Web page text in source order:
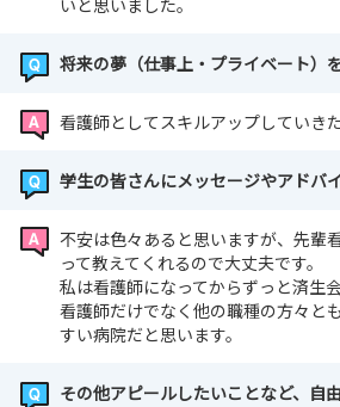
いと思いました。
将来の夢（仕事上・プライベート）
看護師としてスキルアップしていき
学生の皆さんにメッセージやアドバ
不安は色々あると思いますが、先輩
って教えてくれるので大丈夫です。
私は看護師になってからずっと済生
看護師だけでなく他の職種の方々と
すい病院だと思います。
その他アピールしたいことなど、自